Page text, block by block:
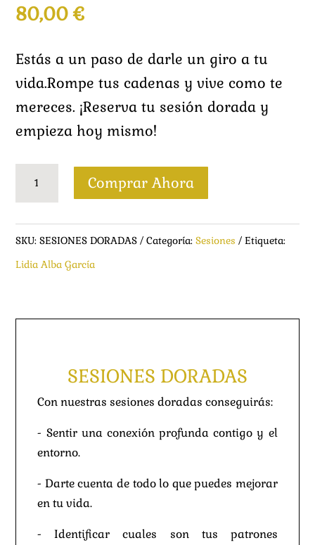
80,00€
Estás a un paso de darle un giro a tu
vida.Rompe tus cadenas y vive como te
mereces. ¡Reserva tu sesión dorada y
empieza hoy mismo!
Sesiones
Doradas
cantidad
Comprar Ahora
SKU:SESIONES DORADAS Categoría:Sesiones
Etiqueta:
Lidia Alba García
SESIONES DORADAS
Con nuestras sesiones doradas conseguirás:
- Sentir una conexión profunda contigo y el
entorno.
- Darte cuenta de todo lo que puedes mejorar
en tu vida.
- Identificar cuales son tus patrones